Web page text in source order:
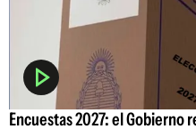
Encuestas 2027: el Gobierno